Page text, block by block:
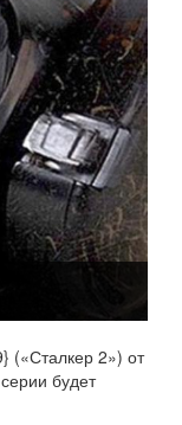
(«Сталкер 2») от
будет